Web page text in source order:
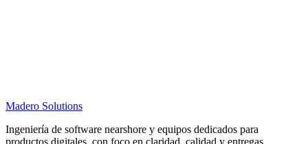
Madero Solutions
Ingeniería de software nearshore y equipos dedicados para
productos digitales, con foco en claridad, calidad y entregas